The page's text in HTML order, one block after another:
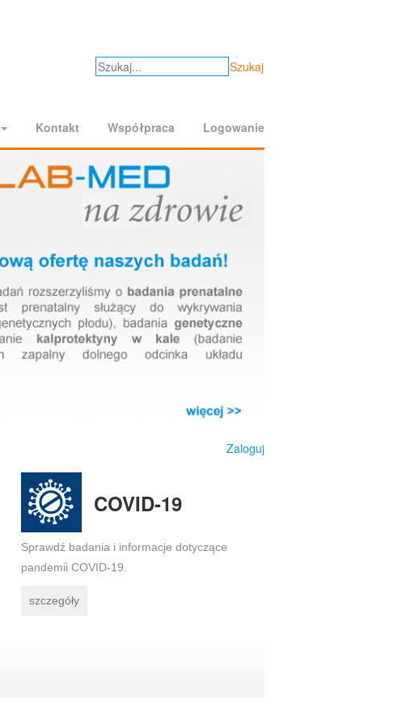
Szukaj
Kontakt Współpraca Logowanie
Zaloguj
COVID-19
Sprawdź badania i informacje dotyczące
pandemii COVID-19.
szczegóły